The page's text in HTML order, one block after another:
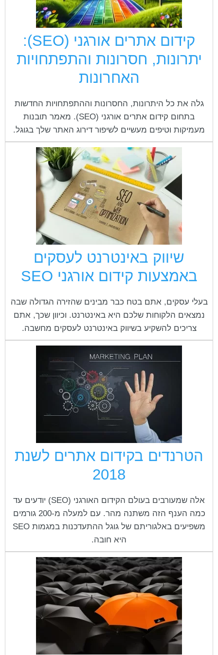
את
כל
האפשרויות
השארת משוב
קידום אתרים אורגני (SEO):
יתרונות, חסרונות והתפתחויות
האחרונות
גלה את כל היתרונות, החסרונות וההתפתחויות החדשות
בתחום קידום אתרים אורגני (SEO). מאמר תובנות
מעמיקות וטיפים מעשיים לשיפור דירוג האתר שלך בגוגל.
שיווק באינטרנט לעסקים
באמצעות קידום אורגני ‏SEO
בעלי עסקים, אתם בטח כבר מבינים שהזירה הגדולה שבה
נמצאים הלקוחות שלכם היא באינטרנט. וכיוון שכך, אתם
צריכים להשקיע בשיווק באינטרנט לעסקים מחשבה.
הטרנדים בקידום אתרים לשנת
2018
אלה שמעורבים בעולם הקידום האורגני (SEO) יודעים עד
כמה הענף הזה משתנה מהר. עם למעלה מ-200 גורמים
משפיעים באלגוריתם של גוגל ההתעדכנות במגמות SEO
היא חובה.